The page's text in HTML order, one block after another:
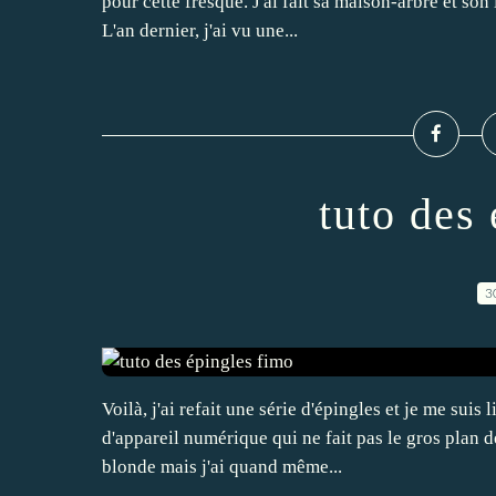
L'an dernier, j'ai vu une...
tuto des
Voilà, j'ai refait une série d'épingles et je me
d'appareil numérique qui ne fait pas le gros plan
blonde mais j'ai quand même...